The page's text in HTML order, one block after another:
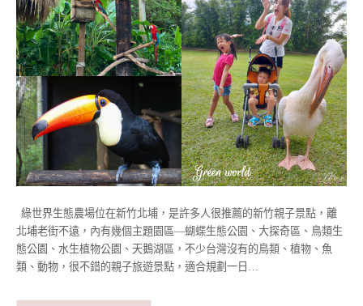
綠世界生態農場位在新竹北埔，是許多人很推薦的新竹親子景點，離
北埔老街不遠，內有幾個主題園區—蝴蝶生態公園、大探奇區、鳥類生
態公園、水生植物公園、天鵝湖區，不少台灣沒有的鳥類、植物、魚
類、動物，很不錯的親子旅遊景點，適合規劃一日…